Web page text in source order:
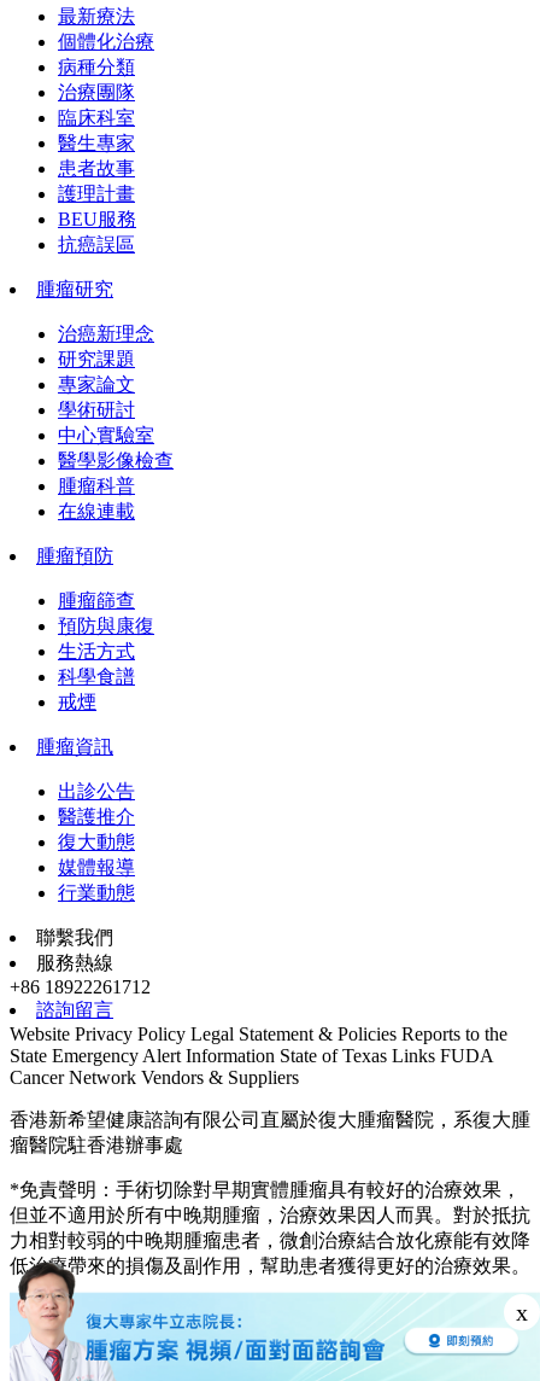
最新療法
個體化治療
病種分類
治療團隊
臨床科室
醫生專家
患者故事
護理計畫
BEU服務
抗癌誤區
腫瘤研究
治癌新理念
研究課題
專家論文
學術研討
中心實驗室
醫學影像檢查
腫瘤科普
在線連載
腫瘤預防
腫瘤篩查
預防與康復
生活方式
科學食譜
戒煙
腫瘤資訊
出診公告
醫護推介
復大動態
媒體報導
行業動態
聯繫我們
服務熱線
+86 18922261712
諮詢留言
Website Privacy Policy Legal Statement & Policies Reports to the
State Emergency Alert Information State of Texas Links FUDA
Cancer Network Vendors & Suppliers
香港新希望健康諮詢有限公司直屬於復大腫瘤醫院，系復大腫
瘤醫院駐香港辦事處
*免責聲明：手術切除對早期實體腫瘤具有較好的治療效果，
但並不適用於所有中晚期腫瘤，治療效果因人而異。對於抵抗
力相對較弱的中晚期腫瘤患者，微創治療結合放化療能有效降
低治療帶來的損傷及副作用，幫助患者獲得更好的治療效果。
© 2003—2026, fuda cancer hospital. All rights reserved.
粵ICP備13048536號-1
x